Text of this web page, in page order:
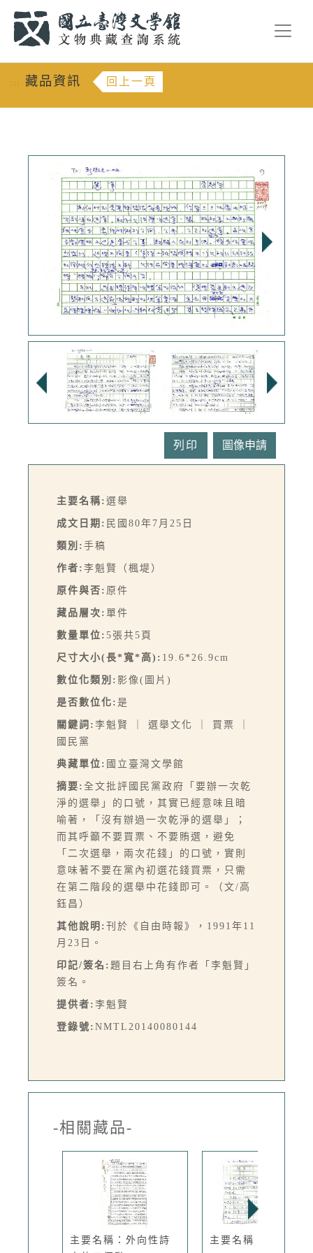
::: 藏品資訊 回上一頁
列印
主要名稱: 選舉
成文日期: 民國80年7月25日
類別: 手稿
作者: 李魁賢（楓堤）
原件與否: 原件
藏品層次: 單件
數量單位: 5張共5頁
尺寸大小(長*寬*高): 19.6*26.9cm
數位化類別: 影像(圖片)
是否數位化: 是
關鍵詞: 李魁賢 ｜ 選舉文化 ｜ 買票 ｜
國民黨
典藏單位: 國立臺灣文學館
摘要: 全文批評國民黨政府「要辦一次乾
淨的選舉」的口號，其實已經意味且暗
喻著，「沒有辦過一次乾淨的選舉」；
而其呼籲不要買票、不要賄選，避免
「二次選舉，兩次花錢」的口號，實則
意味著不要在黨內初選花錢買票，只需
在第二階段的選舉中花錢即可。（文/高
鈺昌）
其他說明: 刊於《自由時報》，1991年11
月23日。
印記/簽名: 題目右上角有作者「李魁賢」
簽名。
提供者: 李魁賢
登錄號: NMTL20140080144
-相關藏品-
主要名稱：外向性詩
主要名稱：禁書